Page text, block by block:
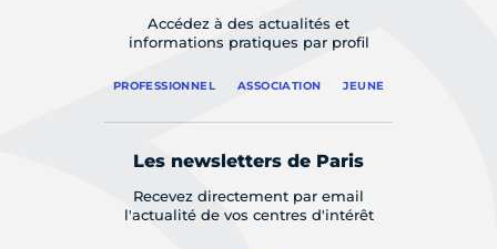
Accédez à des actualités et
informations pratiques par profil
PROFESSIONNEL ASSOCIATION JEUNE
Les newsletters de Paris
Recevez directement par email
l'actualité de vos centres d'intérêt